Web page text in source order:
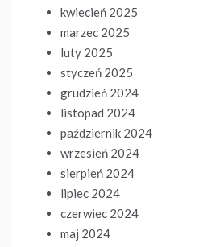
kwiecień 2025
marzec 2025
luty 2025
styczeń 2025
grudzień 2024
listopad 2024
październik 2024
wrzesień 2024
sierpień 2024
lipiec 2024
czerwiec 2024
maj 2024